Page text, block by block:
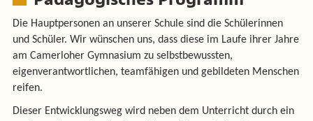
Die Hauptpersonen an unserer Schule sind die Schülerinnen
und Schüler. Wir wünschen uns, dass diese im Laufe ihrer Jahre
am Camerloher Gymnasium zu selbstbewussten,
eigenverantwortlichen, teamfähigen und gebildeten Menschen
reifen.
Dieser Entwicklungsweg wird neben dem Unterricht durch ein